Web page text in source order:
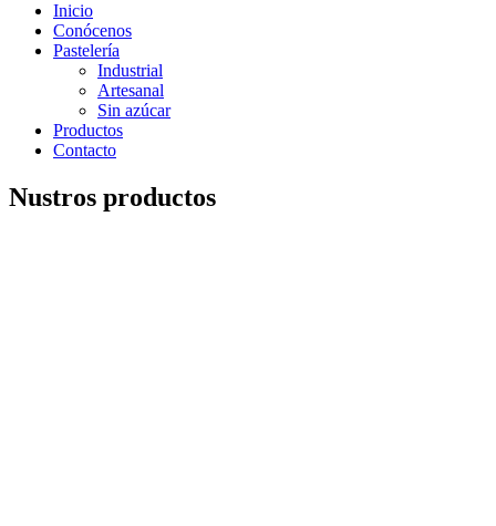
Inicio
Conócenos
Pastelería
Industrial
Artesanal
Sin azúcar
Productos
Contacto
Nustros productos